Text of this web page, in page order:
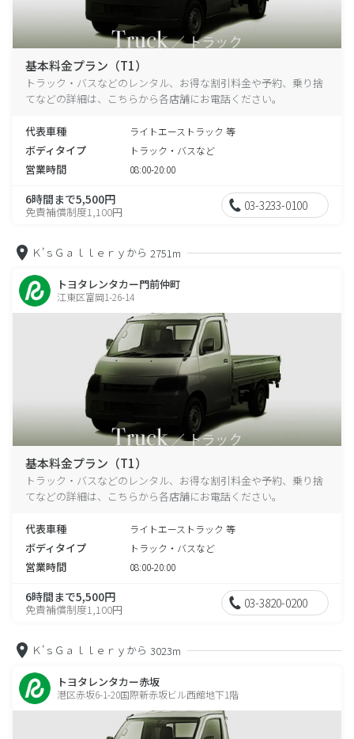
基本料金プラン（T1）
トラック・バスなどのレンタル、お得な割引料金や予約、乗り捨
てなどの詳細は、こちらから各店舗にお電話ください。
代表車種 ライトエーストラック 等
ボディタイプ トラック・バスなど
営業時間 08:00-20:00
6時間まで5,500円
免責補償制度1,100円 03-3233-0100
Ｋ’ｓＧａｌｌｅｒｙから 2751m
トヨタレンタカー門前仲町
江東区富岡1-26-14
基本料金プラン（T1）
トラック・バスなどのレンタル、お得な割引料金や予約、乗り捨
てなどの詳細は、こちらから各店舗にお電話ください。
代表車種 ライトエーストラック 等
ボディタイプ トラック・バスなど
営業時間 08:00-20:00
6時間まで5,500円
免責補償制度1,100円 03-3820-0200
Ｋ’ｓＧａｌｌｅｒｙから 3023m
トヨタレンタカー赤坂
港区赤坂6-1-20国際新赤坂ビル西館地下1階